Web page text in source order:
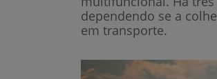
dependendo se a
em transporte.